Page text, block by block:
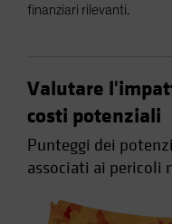
finanziari rilevanti.
Valutare
costi potenziali
Punteggi dei
associati ai pericoli